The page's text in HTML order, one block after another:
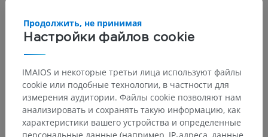
Настройки файлов cookie
Продолжить, не принимая
IMAIOS и некоторые третьи лица используют файлы
cookie или подобные технологии, в частности для
измерения аудитории. Файлы cookie позволяют нам
анализировать и сохранять такую информацию, как
характеристики вашего устройства и определенные